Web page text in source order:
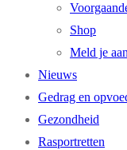
Shop
Meld je
Nieuws
Gedrag en
Gezondheid
Rasportretten